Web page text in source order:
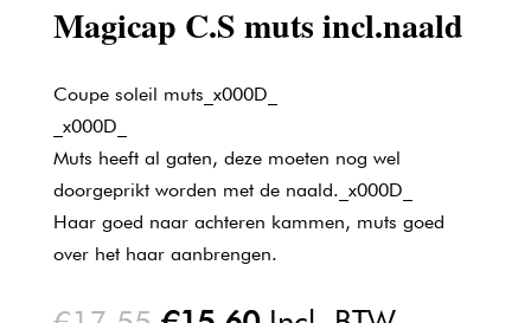
Magicap C.S muts incl.naald
Coupe soleil muts_x000D_
_x000D_
Muts heeft al gaten, deze moeten nog wel
doorgeprikt worden met de naald._x000D_
Haar goed naar achteren kammen, muts goed
over het haar aanbrengen.